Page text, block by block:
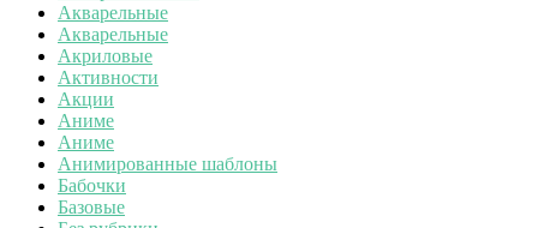
Акварельные
Акварельные
Акриловые
Активности
Акции
Аниме
Аниме
Анимированные шаблоны
Бабочки
Базовые